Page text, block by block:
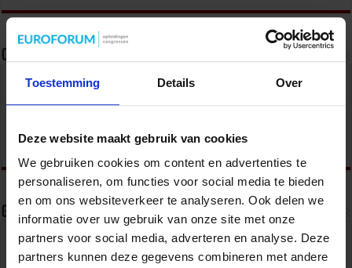
Toestemming Details Over
Deze website maakt gebruik van cookies
We gebruiken cookies om content en advertenties te
personaliseren, om functies voor social media te bieden
en om ons websiteverkeer te analyseren. Ook delen we
informatie over uw gebruik van onze site met onze
partners voor social media, adverteren en analyse. Deze
partners kunnen deze gegevens combineren met andere
Over sbo
Het Studiecentrum voor Bedrijf en Overheid (SBO)
Gerelateerde Artikelen